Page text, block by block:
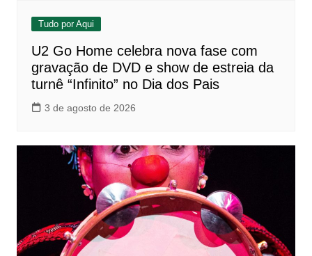
Tudo por Aqui
U2 Go Home celebra nova fase com
gravação de DVD e show de estreia da
turnê “Infinito” no Dia dos Pais
3 de agosto de 2026